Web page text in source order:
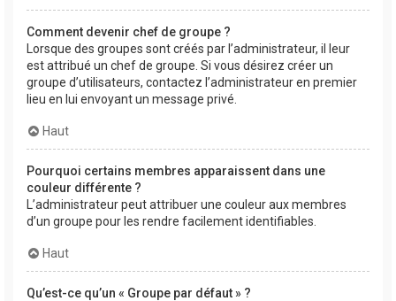
Comment devenir chef de groupe ?
Lorsque des groupes sont créés par l’administrateur, il leur
est attribué un chef de groupe. Si vous désirez créer un
groupe d’utilisateurs, contactez l’administrateur en premier
lieu en lui envoyant un message privé.
Haut
Pourquoi certains membres apparaissent dans une
couleur différente ?
L’administrateur peut attribuer une couleur aux membres
d’un groupe pour les rendre facilement identifiables.
Haut
Qu’est-ce qu’un « Groupe par défaut » ?